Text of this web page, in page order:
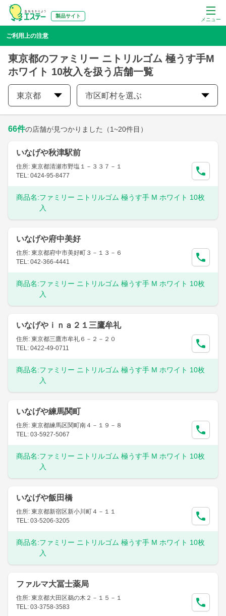
メニュー
製品サイト
ご利用上の注意
東京都のファミリー ニトリルゴム 極うす手M
ホワイト 10枚入を扱う店舗一覧
東京都 市区町村を選ぶ
66件の店舗が見つかりました （1~20件目）
いなげや秋津駅前
住所: 東京都清瀬市野塩１－３３７－１
TEL: 0424-95-8477
商品名:ファミリー ニトリルゴム 極うす手 M ホワイト 10枚
入
いなげや府中美好
住所: 東京都府中市美好町３－１３－６
TEL: 042-366-4441
商品名:ファミリー ニトリルゴム 極うす手 M ホワイト 10枚
入
いなげやｉｎａ２１三鷹牟礼
住所: 東京都三鷹市牟礼６－２－２０
TEL: 0422-49-0711
商品名:ファミリー ニトリルゴム 極うす手 M ホワイト 10枚
入
いなげや練馬関町
住所: 東京都練馬区関町南４－１９－８
TEL: 03-5927-5067
商品名:ファミリー ニトリルゴム 極うす手 M ホワイト 10枚
入
いなげや飯田橋
住所: 東京都新宿区新小川町４－１１
TEL: 03-5206-3205
商品名:ファミリー ニトリルゴム 極うす手 M ホワイト 10枚
入
ファルマ大冨士薬局
住所: 東京都大田区鵜の木２－１５－１
TEL: 03-3758-3583